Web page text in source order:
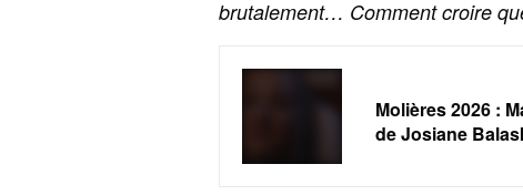
brutalement… Comment croire
Molières 2026 :
de Josiane